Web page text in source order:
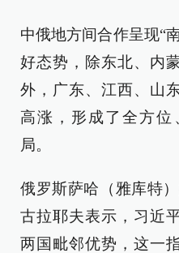
中俄地方间合作呈现“
好态势，除东北、内
外，广东、江西、山
高涨，形成了全方位
局。
俄罗斯萨哈（雅库特
古拉耶夫表示，习近
两国毗邻优势，这一